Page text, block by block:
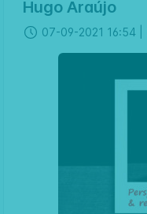
Hugo Araújo
07-09-2021 16:54 |